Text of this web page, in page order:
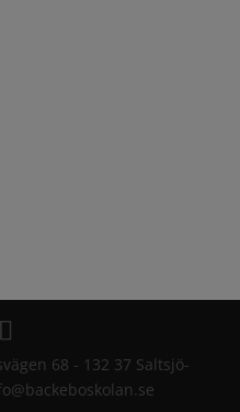
68 - 132 37 Saltsjö-